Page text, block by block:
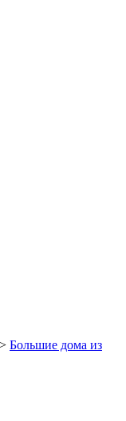
> Большие дома из